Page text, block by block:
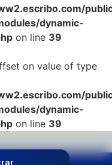
dynamic-
on line 39
on value of type
dynamic-
on line 39